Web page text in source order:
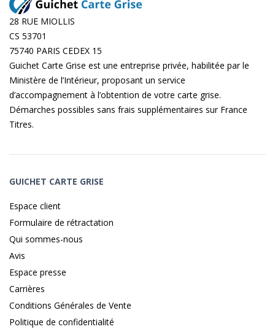
28 RUE MIOLLIS
CS 53701
75740 PARIS CEDEX 15
Guichet Carte Grise est une entreprise privée, habilitée par le
Ministère de l’Intérieur, proposant un service
d’accompagnement à l’obtention de votre carte grise.
Démarches possibles sans frais supplémentaires sur France
Titres.
GUICHET CARTE GRISE
Espace client
Formulaire de rétractation
Qui sommes-nous
Avis
Espace presse
Carrières
Conditions Générales de Vente
Politique de confidentialité